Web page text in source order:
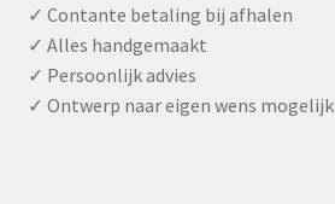
✓ Contante betaling bij afhalen
✓ Alles handgemaakt
✓ Persoonlijk advies
✓ Ontwerp naar eigen wens mogelijk